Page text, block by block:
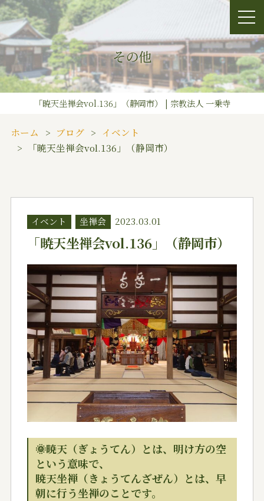
その他
「暁天坐禅会vol.136」（静岡市） | 宗教法人 一乗寺
ホーム ブログ
イベント
「暁天坐禅会vol.136」（静岡市）
イベント 坐禅会 2023.03.01
「暁天坐禅会vol.136」（静岡市）
🌞暁天（ぎょうてん）とは、明け方の空
という意味で、
暁天坐禅（きょうてんざぜん）とは、早
朝に行う坐禅のことです。